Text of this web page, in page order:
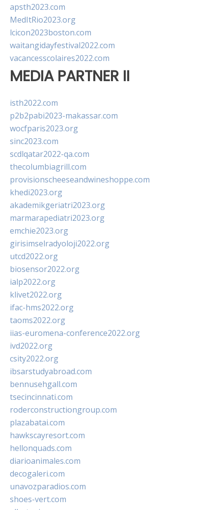
apsth2023.com
MedItRio2023.org
lcicon2023boston.com
waitangidayfestival2022.com
vacancesscolaires2022.com
MEDIA PARTNER II
isth2022.com
p2b2pabi2023-makassar.com
wocfparis2023.org
sinc2023.com
scdlqatar2022-qa.com
thecolumbiagrill.com
provisionscheeseandwineshoppe.com
khedi2023.org
akademikgeriatri2023.org
marmarapediatri2023.org
emchie2023.org
girisimselradyoloji2022.org
utcd2022.org
biosensor2022.org
ialp2022.org
klivet2022.org
ifac-hms2022.org
taoms2022.org
iias-euromena-conference2022.org
ivd2022.org
csity2022.org
ibsarstudyabroad.com
bennusehgall.com
tsecincinnati.com
roderconstructiongroup.com
plazabatai.com
hawkscayresort.com
hellonquads.com
diarioanimales.com
decogaleri.com
unavozparadios.com
shoes-vert.com